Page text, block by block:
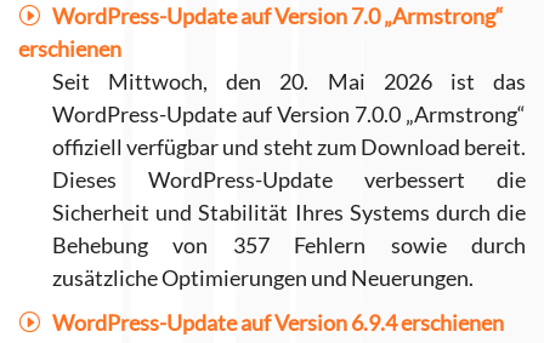
WordPress-Update auf Version 7.0 „Armstrong“
erschienen
Seit Mittwoch, den 20. Mai 2026 ist das
WordPress-Update auf Version 7.0.0 „Armstrong“
offiziell verfügbar und steht zum Download bereit.
Dieses WordPress-Update verbessert die
Sicherheit und Stabilität Ihres Systems durch die
Behebung von 357 Fehlern sowie durch
zusätzliche Optimierungen und Neuerungen.
WordPress-Update auf Version 6.9.4 erschienen